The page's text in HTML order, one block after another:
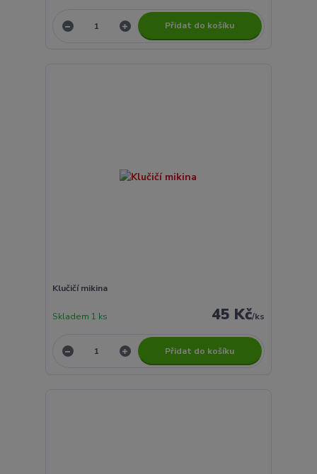
Přidat do košíku
Klučičí mikina
45 Kč/ks
Skladem 1 ks
Přidat do košíku